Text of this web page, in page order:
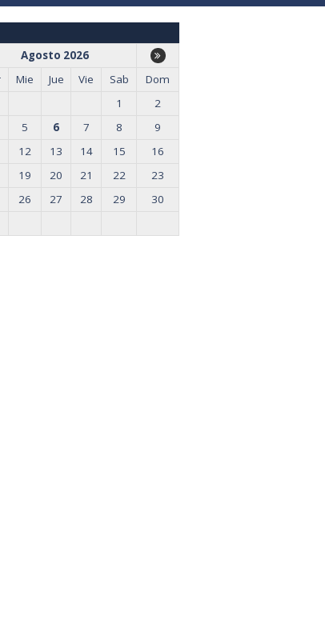
Agosto 2026
Mie Jue Vie Sab
Dom
1
2
5 6 7 8
9
12 13 14 15
16
19 20 21 22
23
26 27 28 29
30